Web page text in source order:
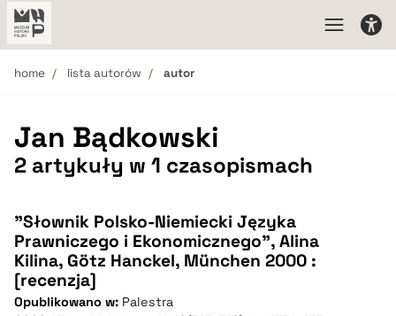
home lista autorów autor
Jan Bądkowski
2 artykuły w 1 czasopismach
"Słownik Polsko-Niemiecki Języka
Prawniczego i Ekonomicznego", Alina
Kilina, Götz Hanckel, München 2000 :
[recenzja]
Opublikowano w: Palestra